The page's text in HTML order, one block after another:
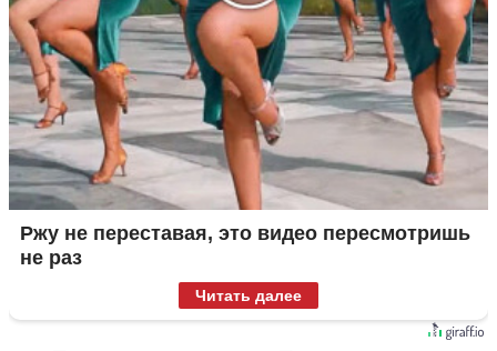
Ржу не переставая, это видео пересмотришь
не раз
Читать далее